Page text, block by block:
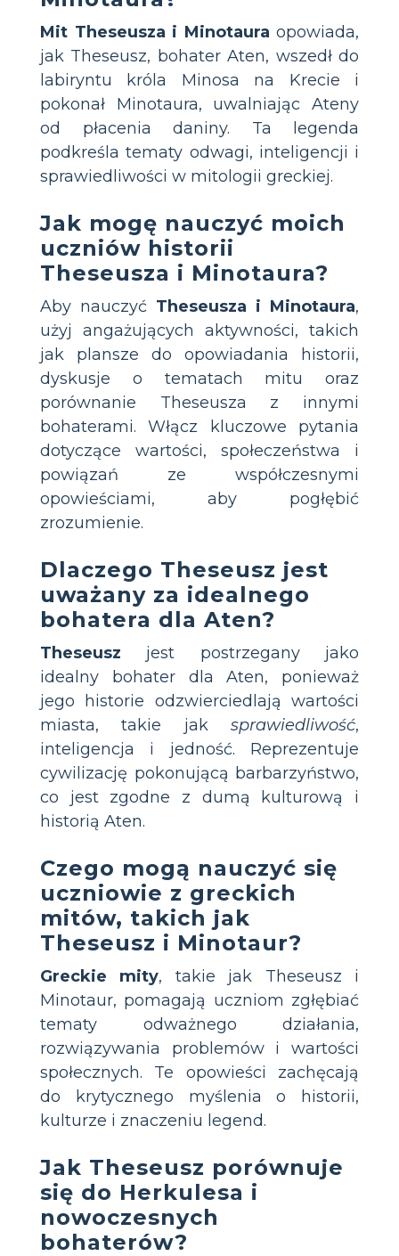
Mit Theseusza i Minotaura opowiada,
jak Theseusz, bohater Aten, wszedł do
labiryntu króla Minosa na Krecie i
pokonał Minotaura, uwalniając Ateny
od płacenia daniny. Ta legenda
podkreśla tematy odwagi, inteligencji i
sprawiedliwości w mitologii greckiej.
Jak mogę nauczyć moich
uczniów historii
Theseusza i Minotaura?
Aby nauczyć Theseusza i Minotaura,
użyj angażujących aktywności, takich
jak plansze do opowiadania historii,
dyskusje o tematach mitu oraz
porównanie Theseusza z innymi
bohaterami. Włącz kluczowe pytania
dotyczące wartości, społeczeństwa i
powiązań ze współczesnymi
opowieściami, aby pogłębić
zrozumienie.
Dlaczego Theseusz jest
uważany za idealnego
bohatera dla Aten?
Theseusz jest postrzegany jako
idealny bohater dla Aten, ponieważ
jego historie odzwierciedlają wartości
miasta, takie jak sprawiedliwość,
inteligencja i jedność. Reprezentuje
cywilizację pokonującą barbarzyństwo,
co jest zgodne z dumą kulturową i
historią Aten.
Czego mogą nauczyć się
uczniowie z greckich
mitów, takich jak
Theseusz i Minotaur?
Greckie mity, takie jak Theseusz i
Minotaur, pomagają uczniom zgłębiać
tematy odważnego działania,
rozwiązywania problemów i wartości
społecznych. Te opowieści zachęcają
do krytycznego myślenia o historii,
kulturze i znaczeniu legend.
Jak Theseusz porównuje
się do Herkulesa i
nowoczesnych
bohaterów?